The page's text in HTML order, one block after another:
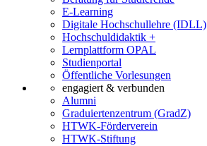
E-Learning
Digitale Hochschullehre (IDLL)
Hochschuldidaktik +
Lernplattform OPAL
Studienportal
Öffentliche Vorlesungen
engagiert & verbunden
Alumni
Graduiertenzentrum (GradZ)
HTWK-Förderverein
HTWK-Stiftung